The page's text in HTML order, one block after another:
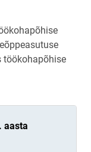
töökohapõhise
aasta